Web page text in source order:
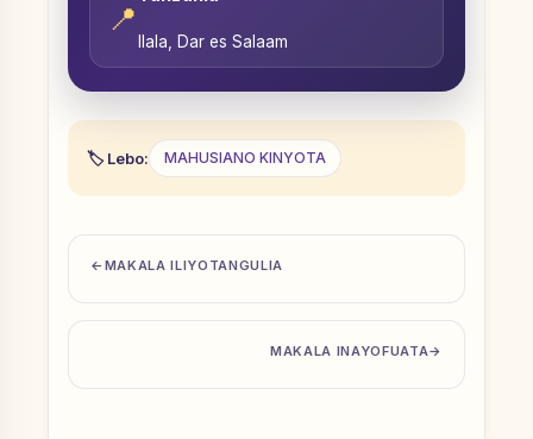
📍
Ilala, Dar es Salaam
Lebo: MAHUSIANO KINYOTA
MAKALA ILIYOTANGULIA
MAKALA INAYOFUATA